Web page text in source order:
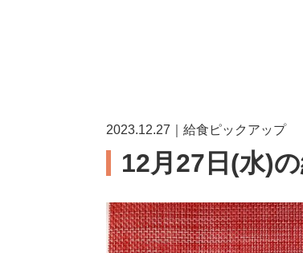
2023.12.27｜給食ピックアップ
12月27日(水)